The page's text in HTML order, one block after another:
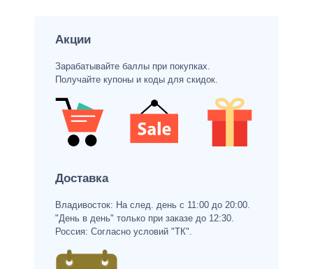
Акции
Зарабатывайте баллы при покупках.
Получайте купоны и коды для скидок.
Доставка
Владивосток: На след. день с 11:00 до 20:00.
"День в день" только при заказе до 12:30.
Россия: Согласно условий "ТК".